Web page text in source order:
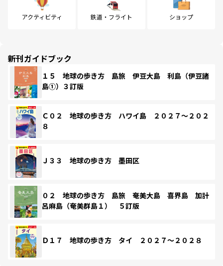
アクティビティ 鉄道・フライト ショップ
新刊ガイドブック
１５ 地球の歩き方 島旅 伊豆大島 利島（伊豆諸
島①）３訂版
Ｃ０２ 地球の歩き方 ハワイ島 ２０２７～２０２
８
Ｊ３３ 地球の歩き方 墨田区
０２ 地球の歩き方 島旅 奄美大島 喜界島 加計
呂麻島（奄美群島１） ５訂版
Ｄ１７ 地球の歩き方 タイ ２０２７～２０２８